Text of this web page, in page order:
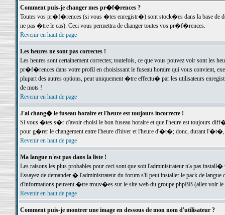
Comment puis-je changer mes pr�f�rences ?
Toutes vos pr�f�rences (si vous �tes enregistr�) sont stock�es dans la base de
ne pas �tre le cas). Ceci vous permettra de changer toutes vos pr�f�rences.
Revenir en haut de page
Les heures ne sont pas correctes !
Les heures sont certainement correctes; toutefois, ce que vous pouvez voir sont
pr�f�rences dans votre profil en choisissant le fuseau horaire qui vous convient,
plupart des autres options, peut uniquement �tre effectu� par les utilisateurs
de mots !
Revenir en haut de page
J'ai chang� le fuseau horaire et l'heure est toujours incorrecte !
Si vous �tes s�r d'avoir choisi le bon fuseau horaire et que l'heure est toujours
pour g�rer le changement entre l'heure d'hiver et l'heure d'�t�; donc, durant
Revenir en haut de page
Ma langue n'est pas dans la liste !
Les raisons les plus probables pour ceci sont que soit l'administrateur n'a pas
Essayez de demander � l'administrateur du forum s'il peut installer le pack de
d'informations peuvent �tre trouv�es sur le site web du groupe phpBB (allez voir le
Revenir en haut de page
Comment puis-je montrer une image en dessous de mon nom d'utilisateur ?